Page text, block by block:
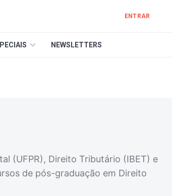
ENTRAR
NEWSLETTERS
(UFPR), Direito Tributário (IBET) e
de pós-graduação em Direito